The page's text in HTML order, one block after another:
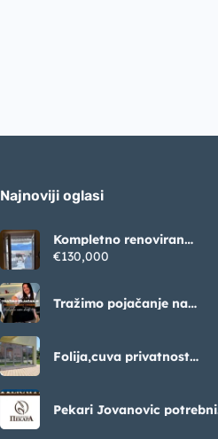
Najnoviji oglasi
Kompletno renoviran
apartman sa pogledom na
Boku – Krašići (52m²)
€130,000
Tražimo pojačanje na
Folija,cuva privatnost
Pekari Jovanovic potrebni